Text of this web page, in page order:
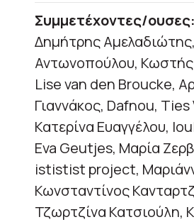
Συμμετέχοντες/ουσες:
Δημήτρης
Αντωνοπούλου, Κωστής
Lise van den Broucke,
Γιαννάκος, Dafnou, Ties
Κατερίνα Ευαγγέλου,
Eva Geutjes, Μαρία
ististist project,
Κωνσταντίνος
Τζωρτζίνα Κατσιούλη,